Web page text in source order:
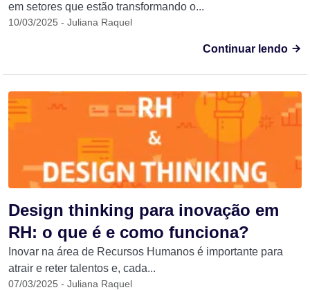
em setores que estão transformando o...
10/03/2025 - Juliana Raquel
Continuar lendo
Design thinking para inovação em
RH: o que é e como funciona?
Inovar na área de Recursos Humanos é importante para
atrair e reter talentos e, cada...
07/03/2025 - Juliana Raquel